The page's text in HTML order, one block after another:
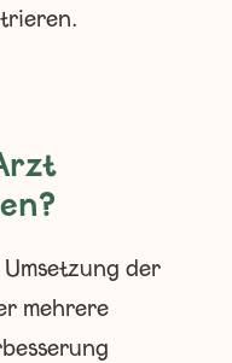
der
mehrere